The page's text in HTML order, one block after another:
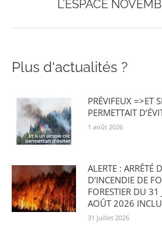
suivant
L’ESPACE
Plus d'actualités ?
PRÉVIFEUX =>ET
PERMETTAIT
1 août 2026
ALERTE : ARRÊTÉ
D’INCENDIE DE
FORESTIER DU
AOÛT 2026
31 juillet 2026